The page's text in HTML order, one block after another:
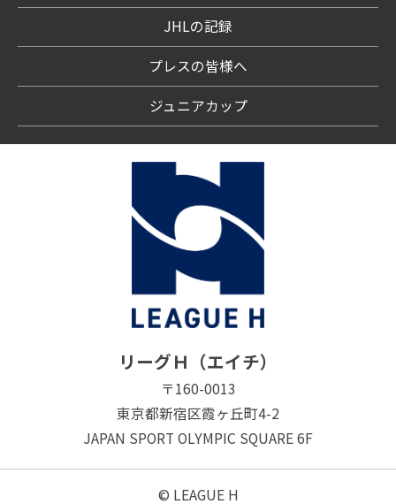
JHLの記録
プレスの皆様へ
ジュニアカップ
リーグＨ（エイチ）
〒160-0013
東京都新宿区霞ヶ丘町4-2
JAPAN SPORT OLYMPIC SQUARE 6F
© LEAGUE H